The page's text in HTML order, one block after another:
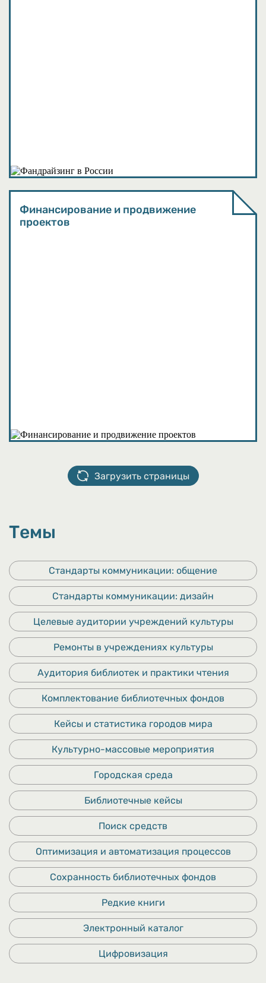
Финансирование и продвижение
проектов
Загрузить страницы
Темы
Стандарты коммуникации: общение
Стандарты коммуникации: дизайн
Целевые аудитории учреждений культуры
Ремонты в учреждениях культуры
Аудитория библиотек и практики чтения
Комплектование библиотечных фондов
Кейсы и статистика городов мира
Культурно-массовые мероприятия
Городская среда
Библиотечные кейсы
Поиск средств
Оптимизация и автоматизация процессов
Сохранность библиотечных фондов
Редкие книги
Электронный каталог
Цифровизация